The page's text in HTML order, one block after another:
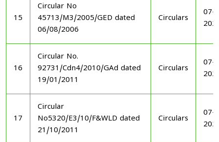
15
Circular No
45713/M3/2005/GED dated
06/08/2006
Circulars
07-
16
Circular No.
92731/Cdn4/2010/GAd dated
19/01/2011
Circulars
07-
17
Circular
No5320/E3/10/F&WLD dated
21/10/2011
Circulars
07-